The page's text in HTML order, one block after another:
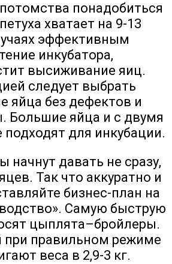
понадобиться
хватает на 9-13
эффективным
инкубатора,
высиживание яиц.
следует выбрать
яйца без дефектов и
Большие яйца и с двумя
для инкубации.
начнут давать не сразу,
Так что аккуратно и
бизнес-план на
Самую быструю
цыплята–бройлеры.
при правильном режиме
веса в 2,9-3 кг.